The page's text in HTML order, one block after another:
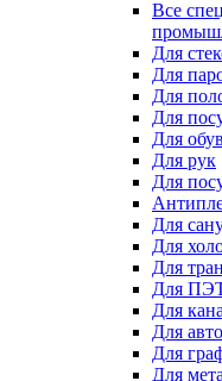
Все
Для
Для
Для
Для
Для
Для рук
Для
Для
Для
Для
Для
Для
Для
Для
Для